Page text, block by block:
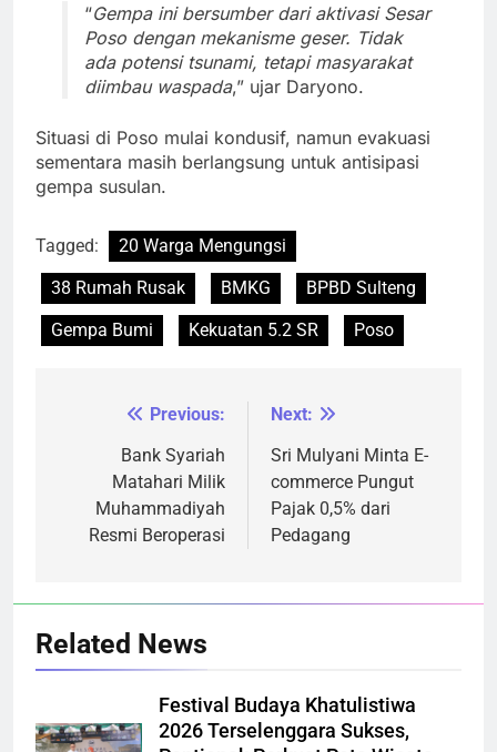
“Gempa ini bersumber dari aktivasi Sesar
Poso dengan mekanisme geser. Tidak
ada potensi tsunami, tetapi masyarakat
diimbau waspada,” ujar Daryono.
Situasi di Poso mulai kondusif, namun evakuasi
sementara masih berlangsung untuk antisipasi
gempa susulan.
Tagged:
20 Warga Mengungsi
38 Rumah Rusak
BMKG
BPBD Sulteng
Gempa Bumi
Kekuatan 5.2 SR Poso
NavigasiPrevious:
Bank Syariah
Matahari Milik
Muhammadiyah
Resmi Beroperasi
Next:
Sri Mulyani Minta E-
commerce Pungut
Pajak 0,5% dari
Pedagang
Related News
Festival Budaya Khatulistiwa
2026 Terselenggara Sukses,